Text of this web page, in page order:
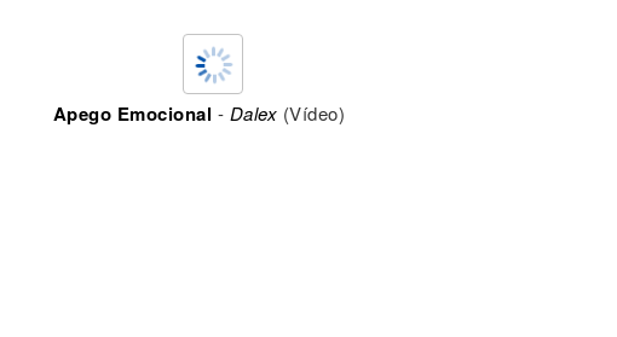
Apego Emocional - Dalex (Vídeo)